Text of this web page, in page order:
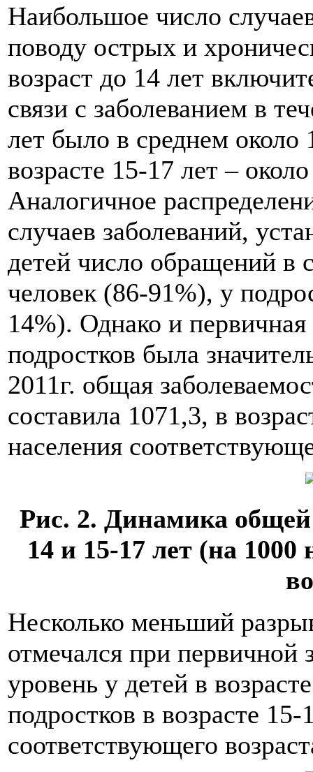
Наибольшое число
поводу острых и
возраст до 14 лет
связи с заболеванием в
лет было в среднем
возрасте 15-17 лет –
Аналогичное
случаев заболеваний,
детей число обращений в
человек (86-91%), у
14%). Однако и
подростков была
2011г. общая
составила 1071,3, в
населения
Рис. 2. Динамика общей
14 и 15-17 лет (на 1000
Несколько меньший
отмечался при первичной
уровень у детей в
подростков в возрасте
соответствующего